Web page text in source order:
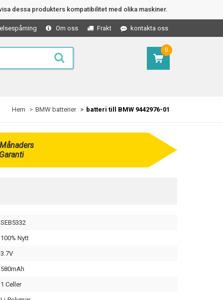
dessa produkters kompatibilitet med olika maskiner.
kontakta oss
Frakt
Om oss
0
Hem BMW batterier batteri till BMW 9442976-01
SEB5332
100% Nytt
3.7V
580mAh
1 Celler